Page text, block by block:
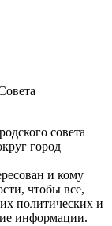
совета
город
и кому
чтобы все,
политических и
информации.